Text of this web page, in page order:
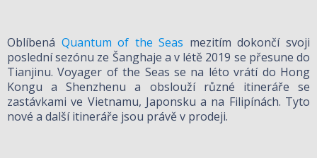
Oblíbená Quantum of the Seas mezitím dokončí svoji
poslední sezónu ze Šanghaje a v létě 2019 se přesune do
Tianjinu. Voyager of the Seas se na léto vrátí do Hong
Kongu a Shenzhenu a obslouží různé itineráře se
zastávkami ve Vietnamu, Japonsku a na Filipínách. Tyto
nové a další itineráře jsou právě v prodeji.